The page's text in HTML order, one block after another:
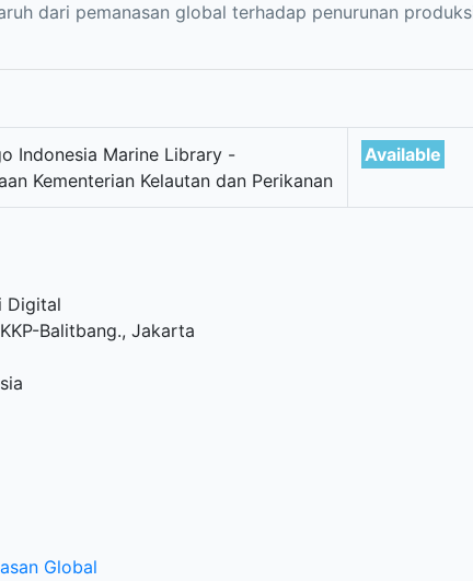
dari pemanasan global terhadap penurunan
Indonesia Marine Library -
Kementerian Kelautan dan Perikanan
Available
Digital
KKP-Balitbang., Jakarta
Global